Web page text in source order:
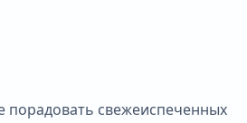
порадовать свежеиспеченных